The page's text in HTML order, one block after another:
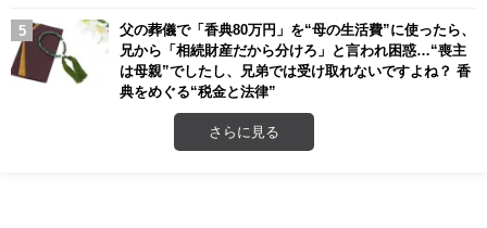
父の葬儀で「香典80万円」を“母の生活費”に使ったら、
兄から「相続財産だから分けろ」と言われ困惑…“喪主
は母親”でしたし、兄弟では受け取れないですよね？ 香
典をめぐる“税金と法律”
さらに見る